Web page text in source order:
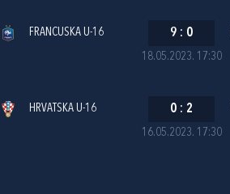
18.05.2023. 17:30
FRANCUSKA U-16 9 : 0
16.05.2023. 17:30
HRVATSKA U-16 0 : 2